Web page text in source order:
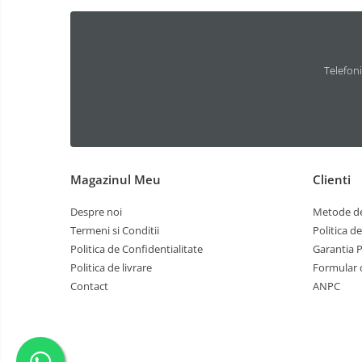
Cutii portbagaj pt. bare
Instalatii simple
Module cu interfata can-bus
Scut motor Alfa Romeo
Scut motor Audi
Scut motor Chevrolet
Magazinul Meu
Despre noi
Termeni si Conditii
Politica de Confidentialitate
Politica de livrare
Contact
Clienti
Metode
Politica
Garantia
Formular
ANPC